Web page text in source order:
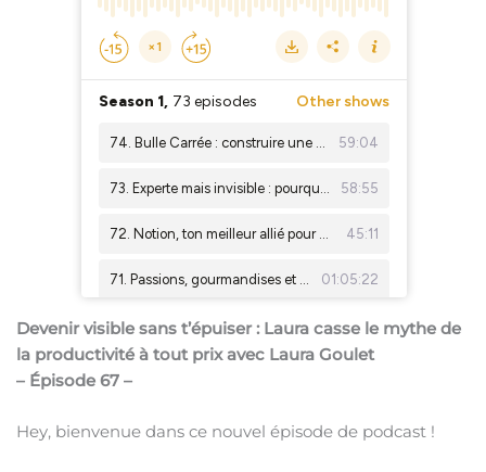
Devenir visible sans t’épuiser : Laura casse le mythe de
la productivité à tout prix avec Laura Goulet
– Épisode 67 –
Hey, bienvenue dans ce nouvel épisode de podcast !